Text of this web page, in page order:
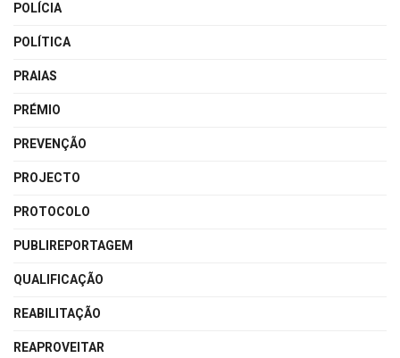
POLÍCIA
POLÍTICA
PRAIAS
PRÉMIO
PREVENÇÃO
PROJECTO
PROTOCOLO
PUBLIREPORTAGEM
QUALIFICAÇÃO
REABILITAÇÃO
REAPROVEITAR